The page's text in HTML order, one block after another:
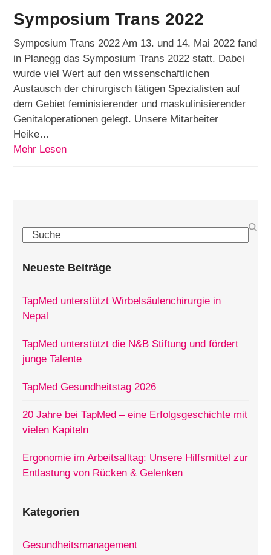
Symposium Trans 2022
Symposium Trans 2022 Am 13. und 14. Mai 2022 fand
in Planegg das Symposium Trans 2022 statt. Dabei
wurde viel Wert auf den wissenschaftlichen
Austausch der chirurgisch tätigen Spezialisten auf
dem Gebiet feminisierender und maskulinisierender
Genitaloperationen gelegt. Unsere Mitarbeiter
Heike…
Mehr Lesen
Search
Neueste Beiträge
TapMed unterstützt Wirbelsäulenchirurgie in
Nepal
TapMed unterstützt die N&B Stiftung und fördert
junge Talente
TapMed Gesundheitstag 2026
20 Jahre bei TapMed – eine Erfolgsgeschichte mit
vielen Kapiteln
Ergonomie im Arbeitsalltag: Unsere Hilfsmittel zur
Entlastung von Rücken & Gelenken
Kategorien
Gesundheitsmanagement